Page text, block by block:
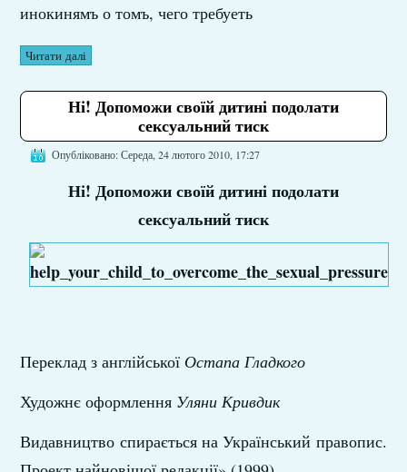
инокинямъ о томъ, чего требуеть
Читати далі
Ні! Допоможи своїй дитині подолати
сексуальний тиск
Опубліковано: Середа, 24 лютого 2010, 17:27
Ні! Допоможи своїй дитині подолати
сексуальний тиск
Переклад з англійської Остапа Гладкого
Художнє оформлення Уляни Кривдик
Видавництво спирається на Український правопис.